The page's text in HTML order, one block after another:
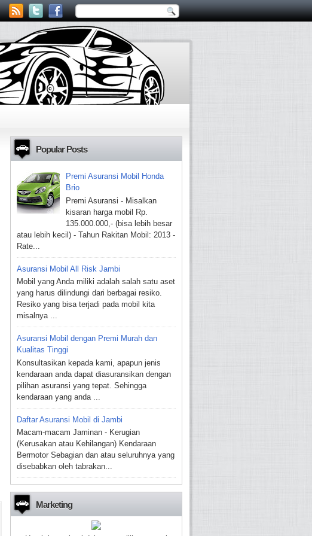
Popular Posts
Premi Asuransi Mobil Honda
Brio
Premi Asuransi - Misalkan
kisaran harga mobil Rp.
135.000.000,- (bisa lebih besar
atau lebih kecil) - Tahun Rakitan Mobil: 2013 -
Rate...
Asuransi Mobil All Risk Jambi
Mobil yang Anda miliki adalah salah satu aset
yang harus dilindungi dari berbagai resiko.
Resiko yang bisa terjadi pada mobil kita
misalnya ...
Asuransi Mobil dengan Premi Murah dan
Kualitas Tinggi
Konsultasikan kepada kami, apapun jenis
kendaraan anda dapat diasuransikan dengan
pilihan asuransi yang tepat. Sehingga
kendaraan yang anda ...
Daftar Asuransi Mobil di Jambi
Macam-macam Jaminan - Kerugian
(Kerusakan atau Kehilangan) Kendaraan
Bermotor Sebagian dan atau seluruhnya yang
disebabkan oleh tabrakan...
Marketing